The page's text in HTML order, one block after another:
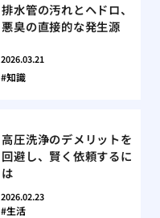
排水管の汚れとヘドロ、
悪臭の直接的な発生源
2026.03.21
知識
高圧洗浄のデメリットを
回避し、賢く依頼するに
は
2026.02.23
生活